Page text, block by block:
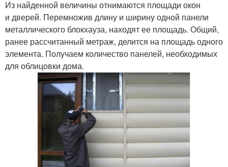
Из найденной величины отнимаются площади окон
и дверей. Перемножив длину и ширину одной панели
металлического блокхауза, находят ее площадь. Общий,
ранее рассчитанный метраж, делится на площадь одного
элемента. Получаем количество панелей, необходимых
для облицовки дома.